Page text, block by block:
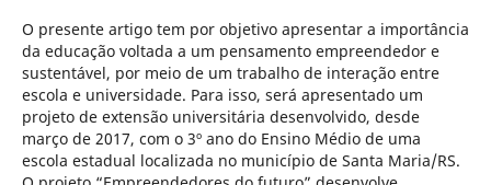
O presente artigo tem por objetivo apresentar a importância
da educação voltada a um pensamento empreendedor e
sustentável, por meio de um trabalho de interação entre
escola e universidade. Para isso, será apresentado um
projeto de extensão universitária desenvolvido, desde
março de 2017, com o 3º ano do Ensino Médio de uma
escola estadual localizada no município de Santa Maria/RS.